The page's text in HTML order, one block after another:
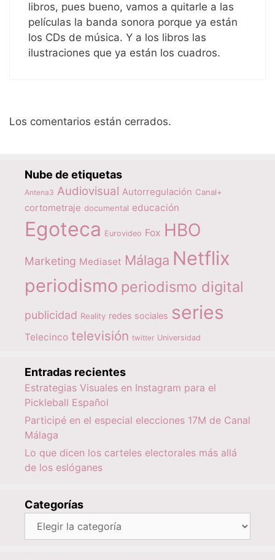
libros, pues bueno, vamos a quitarle a las
películas la banda sonora porque ya están
los CDs de música. Y a los libros las
ilustraciones que ya están los cuadros.
Los comentarios están cerrados.
Nube de etiquetas
Antena3 Audiovisual Autorregulación Canal+
cortometraje documental educación
Egoteca Eurovideo Fox HBO
Marketing Mediaset Málaga Netflix
periodismo periodismo digital
publicidad Reality redes sociales series
Telecinco televisión twitter Universidad
Entradas recientes
Estrategias Visuales en Instagram para el
Pickleball Español
Participé en el especial elecciones 17M de Canal
Málaga
Lo que dicen los carteles electorales más allá
de los eslóganes
Categorías
Categorías